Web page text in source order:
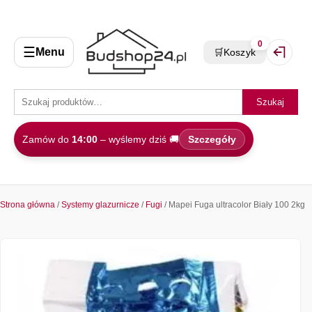
☰ Menu
Szukaj
Zamów do 14:00 – wyślemy dziś 🚚 Szczegóły
🛒Koszyk
0
Strona główna /Systemy glazurnicze / Fugi / Mapei Fuga ultracolor Biały 100 2kg